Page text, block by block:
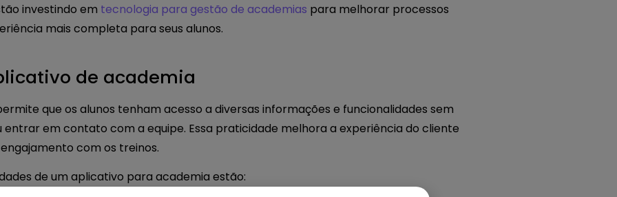
investindo em tecnologia para gestão de academias para melhorar processos
mais completa para seus alunos.
de academia
que os alunos tenham acesso a diversas informações e funcionalidades sem
em contato com a equipe. Essa praticidade melhora a experiência do cliente
com os treinos.
de um aplicativo para academia estão: